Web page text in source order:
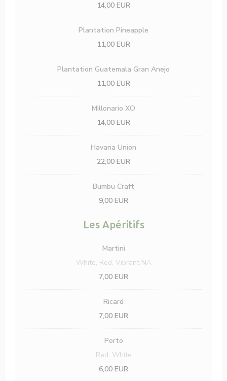
14,00 EUR
Plantation Pineapple
11,00 EUR
Plantation Guatemala Gran Anejo
11,00 EUR
Millonario XO
14,00 EUR
Havana Union
22,00 EUR
Bumbu Craft
9,00 EUR
Les Apéritifs
Martini
White, Red, Vibrant NA
7,00 EUR
Ricard
7,00 EUR
Porto
Red, White
6,00 EUR